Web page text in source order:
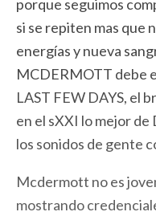
porque seguimos
si se repiten mas que
energías y nueva
MCDERMOTT debe
LAST FEW DAYS, el
en el sXXI lo mejor de
los sonidos de gente
Mcdermott no es
mostrando